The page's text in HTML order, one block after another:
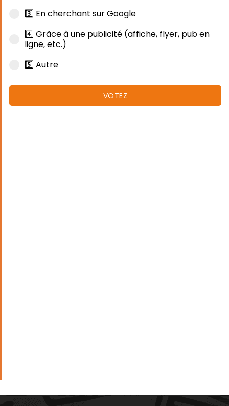
3️⃣ En cherchant sur Google
4️⃣ Grâce à une publicité (affiche, flyer, pub en
ligne, etc.)
5️⃣ Autre
VOTEZ